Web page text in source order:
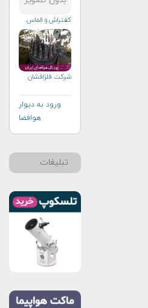
کفتراش و الماس
شرکت فلزافشان
ورود به دیوار
هوافضا
تبلیغات